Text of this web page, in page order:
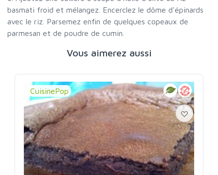
basmati froid et mélangez. Encerclez le dôme d'épinards
avec le riz. Parsemez enfin de quelques copeaux de
parmesan et de poudre de cumin.
Vous aimerez aussi
CuisinePop